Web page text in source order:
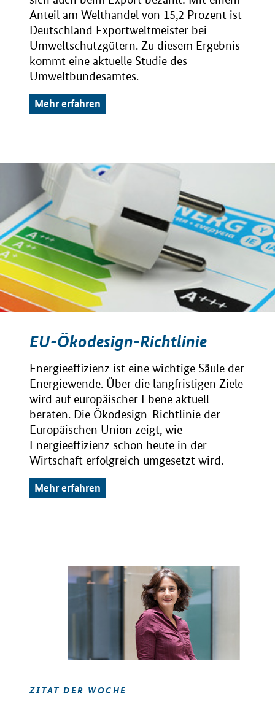
Anteil am Welthandel von 15,2 Prozent ist
Deutschland Exportweltmeister bei
Umweltschutzgütern. Zu diesem Ergebnis
kommt eine aktuelle Studie des
Umweltbundesamtes.
Mehr erfahren
EU-Ökodesign-Richtlinie
Energieeffizienz ist eine wichtige Säule der
Energiewende. Über die langfristigen Ziele
wird auf europäischer Ebene aktuell
beraten. Die Ökodesign-Richtlinie der
Europäischen Union zeigt, wie
Energieeffizienz schon heute in der
Wirtschaft erfolgreich umgesetzt wird.
Mehr erfahren
ZITAT DER WOCHE